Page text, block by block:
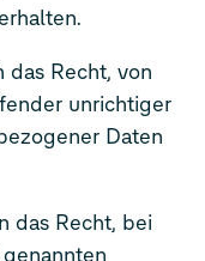
das Recht, von
unrichtiger
Daten
das Recht, bei